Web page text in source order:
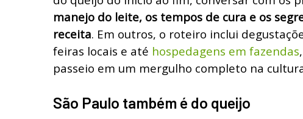
manejo do leite, os tempos de cura e os
receita. Em outros, o roteiro inclui
feiras locais e até hospedagens em fazendas
passeio em um mergulho completo na
São Paulo também é do queijo